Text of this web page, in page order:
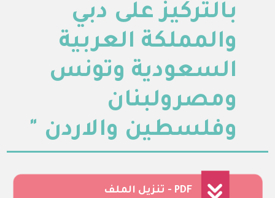
بالتركيز على دبي
والمملكة العربية
السعودية وتونس
ومصرولبنان
وفلسطين والاردن "
تنزيل الملف - PDF